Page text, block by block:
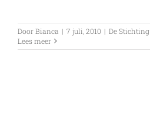
DoorBianca | 7 juli, 2010 | De Stichting
Lees meer